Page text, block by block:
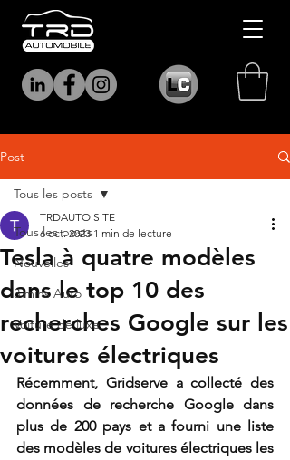
Post
Tous les posts
Nouvelles
3 mins Auto
Voiture de luxe
Tous les posts
Tesla à quatre modèles
dans le top 10 des
recherches Google sur les
voitures électriques
TRDAUTO SITE
6 oct. 2023 1 min de lecture
Récemment, Gridserve a collecté des
données de recherche Google dans
plus de 200 pays et a fourni une liste
des modèles de voitures électriques les